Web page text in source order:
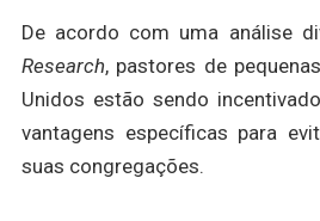
De acordo com uma análise
Research, pastores de
Unidos estão sendo
vantagens específicas para
suas congregações.